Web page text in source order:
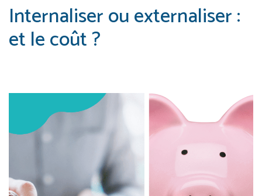
Internaliser ou externaliser :
et le coût ?